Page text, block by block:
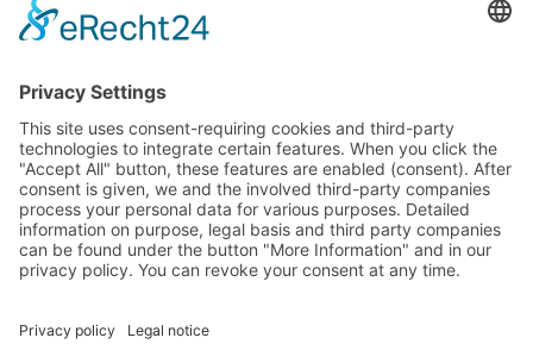
Famiglia Mair
San Constantino Via Santner 4
I-39050 Fiè allo Sciliar
Italia/Alto Adige
+39 340 4823701
info@mesner-hof.com
P.IVA.: IT02453030211